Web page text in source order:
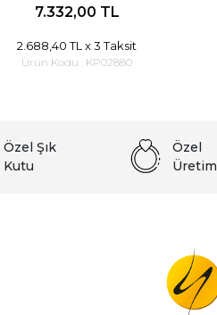
7.332,00 TL
2.688,40 TL x 3 Taksit
Ürün Kodu : KP02880
Özel Şık
Kutu
Özel
Üretim